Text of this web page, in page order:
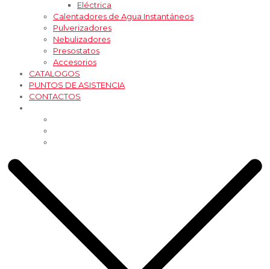
Eléctrica
Calentadores de Agua Instantáneos
Pulverizadores
Nebulizadores
Presostatos
Accesorios
CATALOGOS
PUNTOS DE ASISTENCIA
CONTACTOS